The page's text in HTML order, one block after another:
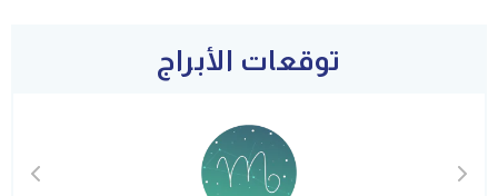
توقعات الأبراج